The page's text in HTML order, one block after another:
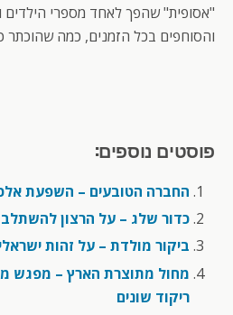
"אסופית" שהפך לאחד מספרי הילדים
והסוחפים בכל הזמנים, כמה שהוכתר
פוסטים נוספים:
החברה הטובעים – השפעת
כדור שלג – על הרצון
ביקור מולדת – על זהות
מחול מתוצרת הארץ – מפגש
ריקוד שונים